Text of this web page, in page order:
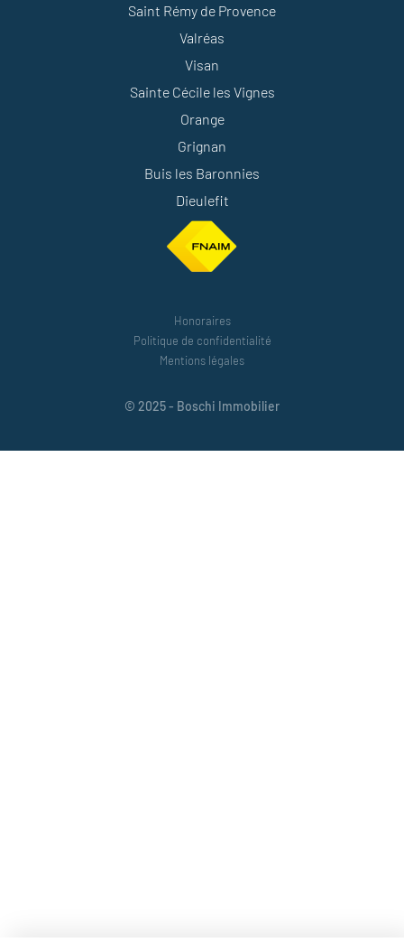
Saint Rémy de Provence
Valréas
Visan
Sainte Cécile les Vignes
Orange
Grignan
Buis les Baronnies
Dieulefit
Honoraires
Politique de confidentialité
Mentions légales
© 2025 - Boschi Immobilier